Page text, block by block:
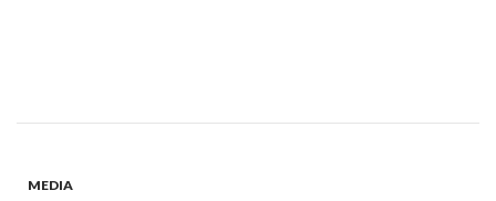
MEDIA